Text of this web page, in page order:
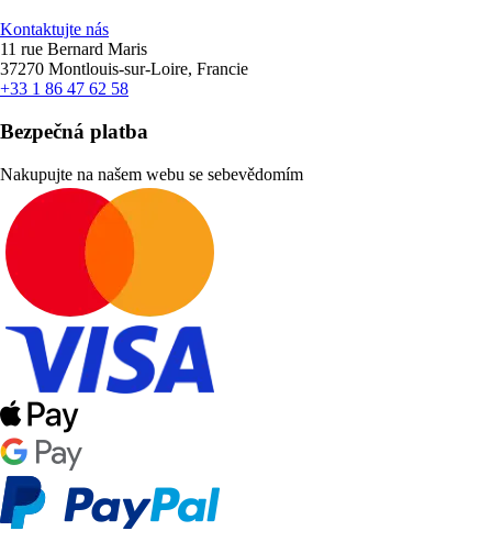
Kontaktujte nás
11 rue Bernard Maris
37270 Montlouis-sur-Loire, Francie
+33 1 86 47 62 58
Bezpečná platba
Nakupujte na našem webu se sebevědomím